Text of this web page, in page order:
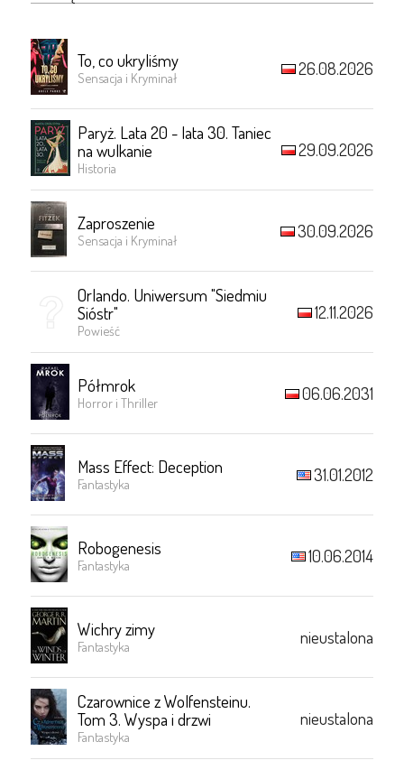
To, co ukryliśmy
Sensacja i Kryminał 26.08.2026
Paryż. Lata 20 - lata 30. Taniec
na wulkanie
Historia
29.09.2026
Zaproszenie
Sensacja i Kryminał 30.09.2026
Orlando. Uniwersum "Siedmiu
Sióstr"
Powieść
12.11.2026
Półmrok
Horror i Thriller 06.06.2031
Mass Effect: Deception
Fantastyka 31.01.2012
Robogenesis
Fantastyka 10.06.2014
Wichry zimy
Fantastyka nieustalona
Czarownice z Wolfensteinu.
Tom 3. Wyspa i drzwi
Fantastyka
nieustalona